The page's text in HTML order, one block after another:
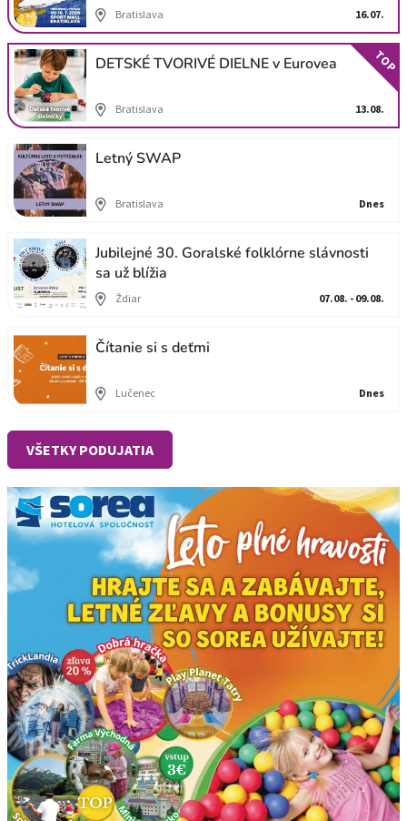
Bratislava 16.07.
DETSKÉ TVORIVÉ DIELNE v Eurovea
Bratislava 13.08.
TOP
Letný SWAP
Bratislava Dnes
Jubilejné 30. Goralské folklórne slávnosti
sa už blížia
Ždiar 07.08. - 09.08.
Čítanie si s deťmi
Lučenec Dnes
VŠETKY PODUJATIA